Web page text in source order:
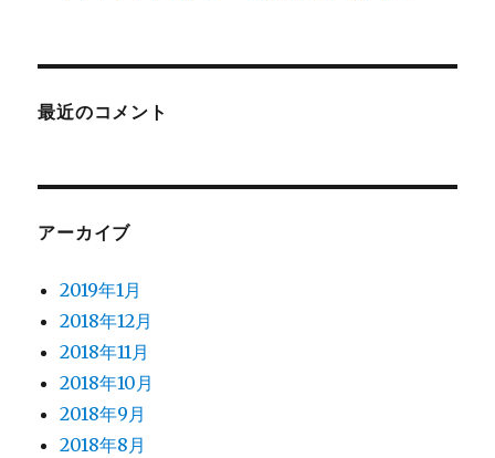
最近のコメント
アーカイブ
2019年1月
2018年12月
2018年11月
2018年10月
2018年9月
2018年8月